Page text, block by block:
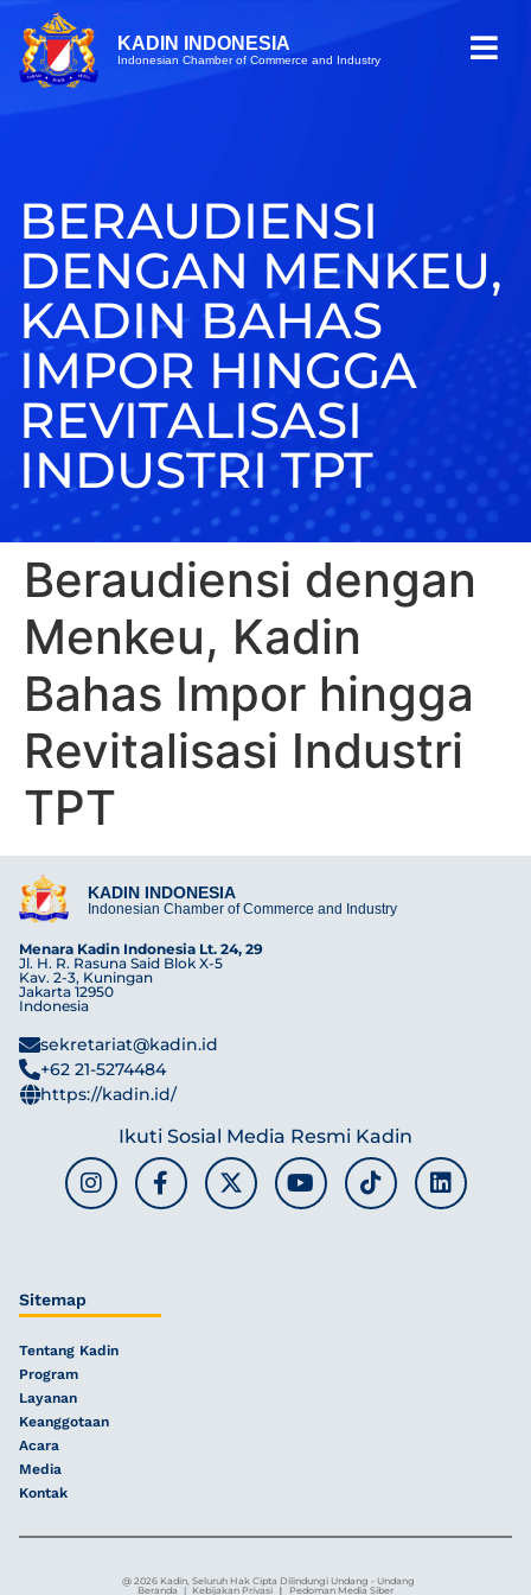
KADIN INDONESIA
Indonesian Chamber of Commerce and Industry
BERAUDIENSI
DENGAN MENKEU,
KADIN BAHAS
IMPOR HINGGA
REVITALISASI
INDUSTRI TPT
Beraudiensi dengan
Menkeu, Kadin
Bahas Impor hingga
Revitalisasi Industri
TPT
KADIN INDONESIA
Indonesian Chamber of Commerce and Industry
Menara Kadin Indonesia Lt. 24, 29
Jl. H. R. Rasuna Said Blok X-5
Kav. 2-3, Kuningan
Jakarta 12950
Indonesia
sekretariat@kadin.id
+62 21-5274484
https://kadin.id/
Ikuti Sosial Media Resmi Kadin
Sitemap
Tentang Kadin
Program
Layanan
Keanggotaan
Acara
Media
Kontak
@ 2026 Kadin, Seluruh Hak Cipta Dilindungi Undang - Undang
Beranda
| Kebijakan Privasi Pedoman Media Siber